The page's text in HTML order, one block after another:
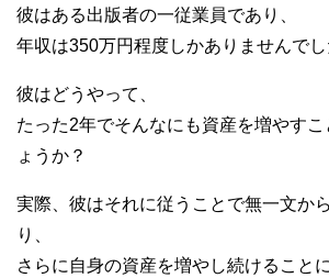
彼はある出版者の一従業員であり、
年収は350万円程度しかありませんでし
彼はどうやって、
たった2年でそんなにも資産を増やす
ょうか？
実際、彼はそれに従うことで無一文か
り、
さらに自身の資産を増やし続けること